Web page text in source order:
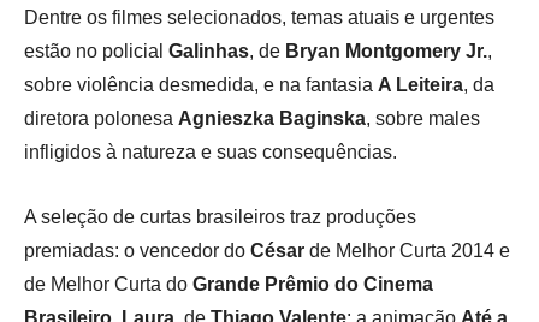
Dentre os filmes selecionados, temas atuais e urgentes
estão no policial Galinhas, de Bryan Montgomery Jr.,
sobre violência desmedida, e na fantasia A Leiteira, da
diretora polonesa Agnieszka Baginska, sobre males
infligidos à natureza e suas consequências.
A seleção de curtas brasileiros traz produções
premiadas: o vencedor do César de Melhor Curta 2014 e
de Melhor Curta do Grande Prêmio do Cinema
Brasileiro, Laura, de Thiago Valente; a animação Até a